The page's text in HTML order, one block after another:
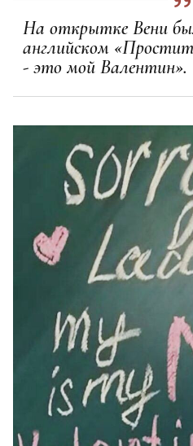
На открытке Вени
английском
- это мой Валентин».